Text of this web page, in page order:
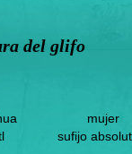
del glifo
mujer
sufijo